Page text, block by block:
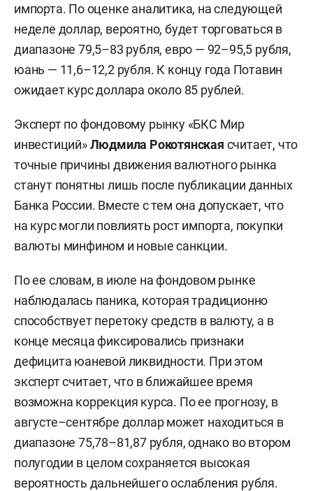
импорта. По оценке аналитика, на следующей
неделе доллар, вероятно, будет торговаться в
диапазоне 79,5–83 рубля, евро — 92–95,5 рубля,
юань — 11,6–12,2 рубля. К концу года Потавин
ожидает курс доллара около 85 рублей.
Эксперт по фондовому рынку «БКС Мир
инвестиций»Людмила Рокотянская считает, что
точные причины движения валютного рынка
станут понятны лишь после публикации данных
Банка России. Вместе с тем она допускает, что
на курс могли повлиять рост импорта, покупки
валюты минфином и новые санкции.
По ее словам, в июле на фондовом рынке
наблюдалась паника, которая традиционно
способствует перетоку средств в валюту, а в
конце месяца фиксировались признаки
дефицита юаневой ликвидности. При этом
эксперт считает, что в ближайшее время
возможна коррекция курса. По ее прогнозу, в
августе–сентябре доллар может находиться в
диапазоне 75,78–81,87 рубля, однако во втором
полугодии в целом сохраняется высокая
вероятность дальнейшего ослабления рубля.